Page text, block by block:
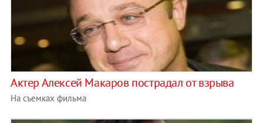
Актер Алексей Макаров пострадал от взрыва
На съемках фильма